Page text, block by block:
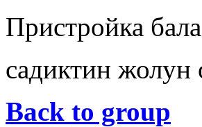
Пристройка
садиктин жолун
Back to group